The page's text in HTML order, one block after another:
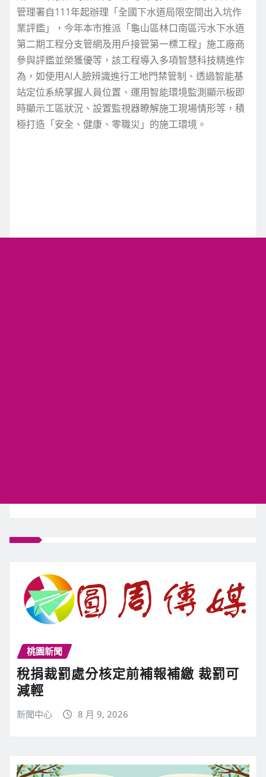
管理署自111年起辦理「全國下水道局限空間出入坑作
業評鑑」，今年本市推派「龜山區林口南區污水下水道
第二期工程分支管網及用戶接管第一標工程」施工廠商
參與評鑑並榮獲優等，該工程導入多項智慧科技精進作
為，如使用AI人臉辨識進行工地門禁管制、透過智能基
站定位系統掌握人員位置、運用智能環境監測顯示板即
時顯示工區狀況、設置監視器瞭解施工現場情形等，積
極打造「安全、健康、零職災」的施工環境。
桃園新聞
稅捐裁罰處分核定前補報補繳 裁罰可
減輕
新聞中心 8 月 9, 2026